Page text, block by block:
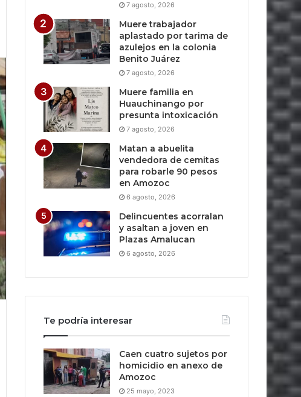
7 agosto, 2026
Muere trabajador
aplastado por tarima de
azulejos en la colonia
Benito Juárez
7 agosto, 2026
Muere familia en
Huauchinango por
presunta intoxicación
7 agosto, 2026
Matan a abuelita
vendedora de cemitas
para robarle 90 pesos
en Amozoc
6 agosto, 2026
Delincuentes acorralan
y asaltan a joven en
Plazas Amalucan
6 agosto, 2026
Te podría interesar
Caen cuatro sujetos por
homicidio en anexo de
Amozoc
25 mayo, 2023